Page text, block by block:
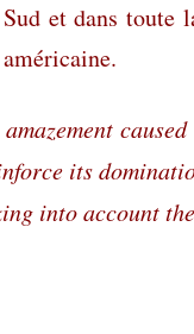
et dans
its
into account